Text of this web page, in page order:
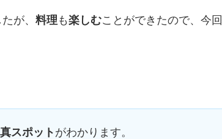
が、 料理も楽しむことができたので、今回
スポットがわかります。